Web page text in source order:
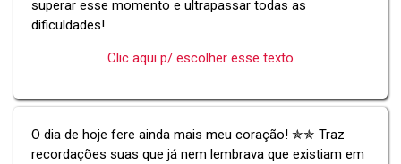
superar esse momento e ultrapassar todas as
dificuldades!
Clic aqui p/ escolher esse texto
O dia de hoje fere ainda mais meu coração! ✯✯ Traz
recordações suas que já nem lembrava que existiam em